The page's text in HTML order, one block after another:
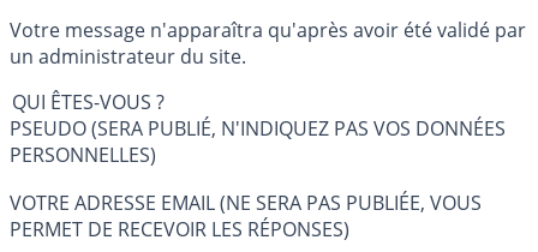
Votre message n'apparaîtra qu'après avoir été validé par
un administrateur du site.
QUI ÊTES-VOUS ?
PSEUDO (SERA PUBLIÉ, N'INDIQUEZ PAS VOS DONNÉES
PERSONNELLES)
VOTRE ADRESSE EMAIL (NE SERA PAS PUBLIÉE, VOUS
PERMET DE RECEVOIR LES RÉPONSES)